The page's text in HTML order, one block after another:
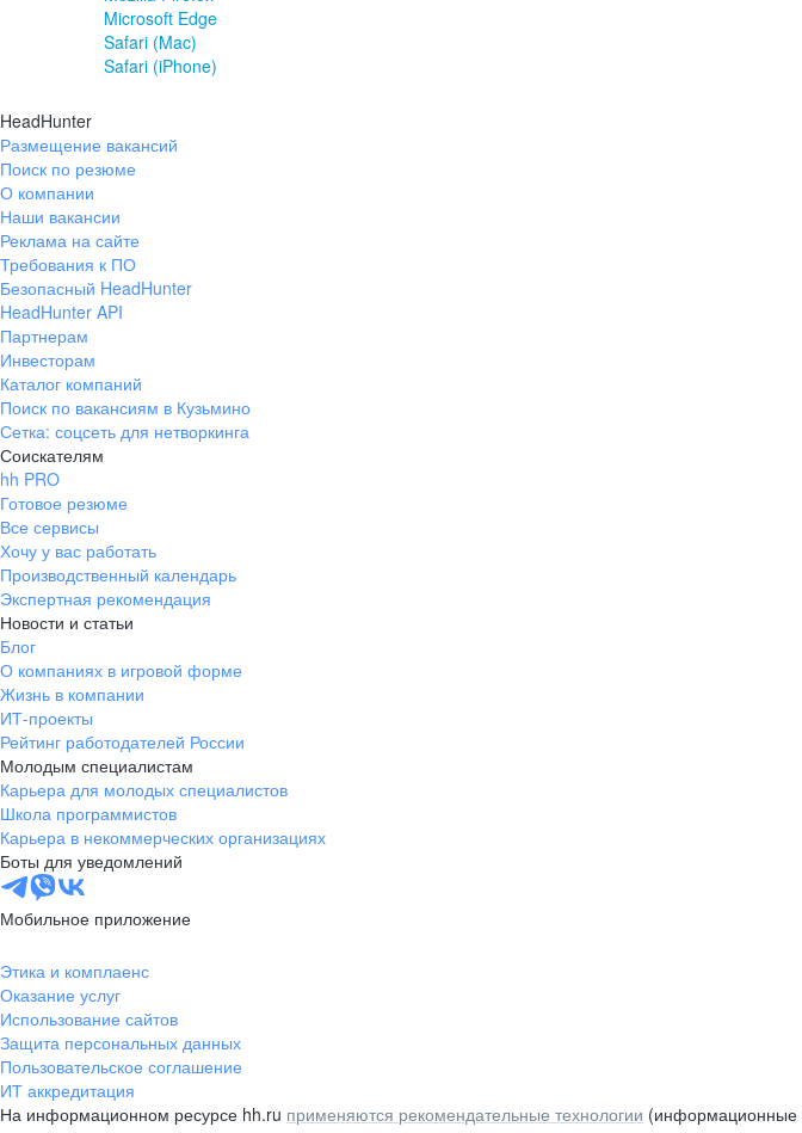
Microsoft Edge
Safari (Mac)
Safari (iPhone)
HeadHunter
Размещение вакансий
Поиск по резюме
О компании
Наши вакансии
Реклама на сайте
Требования к ПО
Безопасный HeadHunter
HeadHunter API
Партнерам
Инвесторам
Каталог компаний
Поиск по вакансиям в Кузьмино
Сетка: соцсеть для нетворкинга
Соискателям
hh PRO
Готовое резюме
Все сервисы
Хочу у вас работать
Производственный календарь
Экспертная рекомендация
Новости и статьи
Блог
О компаниях в игровой форме
Жизнь в компании
ИТ-проекты
Рейтинг работодателей России
Молодым специалистам
Карьера для молодых специалистов
Школа программистов
Карьера в некоммерческих организациях
Боты для уведомлений
Мобильное приложение
Этика и комплаенс
Оказание услуг
Использование сайтов
Защита персональных данных
Пользовательское соглашение
ИТ аккредитация
На информационном ресурсе hh.ru применяются рекомендательные технологии (информационные